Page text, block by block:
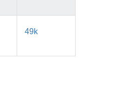
49k